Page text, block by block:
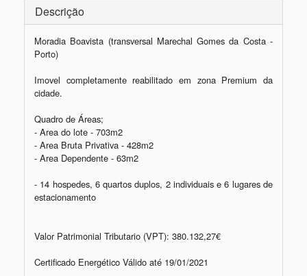
Descrição
Moradia Boavista (transversal Marechal Gomes da Costa -
Porto)
Imovel completamente reabilitado em zona Premium da
cidade.
Quadro de Áreas;
- Area do lote - 703m2
- Area Bruta Privativa - 428m2
- Area Dependente - 63m2
- 14 hospedes, 6 quartos duplos, 2 individuais e 6 lugares de
estacionamento
Valor Patrimonial Tributario (VPT): 380.132,27€
Certificado Energético Válido até 19/01/2021